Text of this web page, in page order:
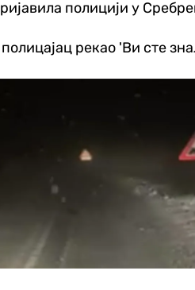
полицији у
рекао 'Ви сте